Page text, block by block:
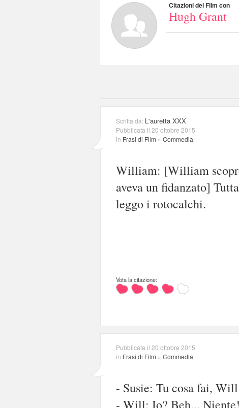
Citazioni dei Film con
Hugh Grant
Scritta da: L'auretta XXX
Pubblicata il 20 ottobre 2015
in Frasi di Film » Commedia
William: [William
aveva un fidanzato]
leggo i rotocalchi.
Vota la citazione:
Pubblicata il 20 ottobre 2015
in Frasi di Film » Commedia
- Susie: Tu cosa fai,
- Will: Io? Beh... Niente!